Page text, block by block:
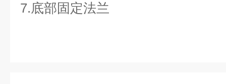
7.底部固定法兰